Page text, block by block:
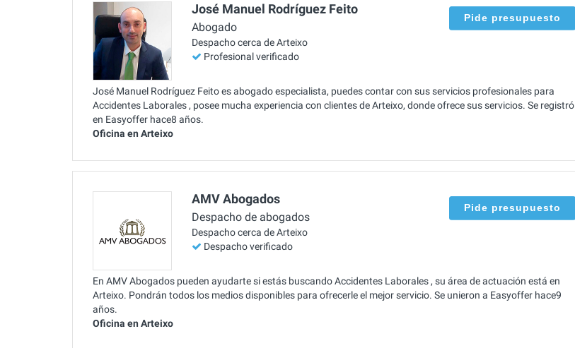
José Manuel Rodríguez Feito
Abogado
Despacho cerca de Arteixo
Profesional verificado
Pide presupuesto
José Manuel Rodríguez Feito es abogado especialista, puedes contar con sus servicios profesionales para
Accidentes Laborales , posee mucha experiencia con clientes de Arteixo, donde ofrece sus servicios. Se registró
en Easyoffer hace8 años.
Oficina en Arteixo
AMV Abogados
Despacho de abogados
Despacho cerca de Arteixo
Despacho verificado
Pide presupuesto
En AMV Abogados pueden ayudarte si estás buscando Accidentes Laborales , su área de actuación está en
Arteixo. Pondrán todos los medios disponibles para ofrecerle el mejor servicio. Se unieron a Easyoffer hace9
años.
Oficina en Arteixo